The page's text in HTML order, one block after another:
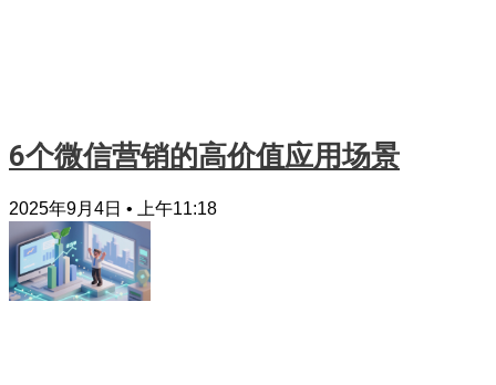
6个微信营销的高价值应用场景
2025年9月4日 上午11:18